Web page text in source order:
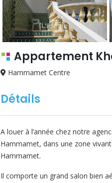
Appartement
Hammamet Centre
Détails
A louer à l’année chez notre
Hammamet, dans une zone
Hammamet.
Il comporte un grand salon bien